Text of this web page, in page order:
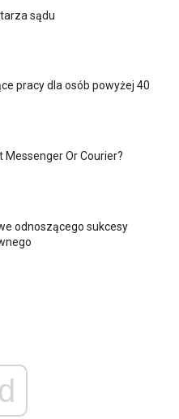
sądu
pracy dla osób powyżej 40
Messenger Or Courier?
odnoszącego sukcesy